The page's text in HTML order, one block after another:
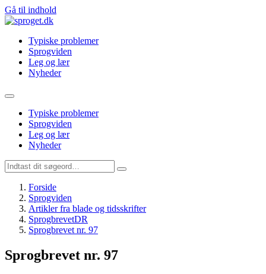
Gå til indhold
Typiske problemer
Sprogviden
Leg og lær
Nyheder
Typiske problemer
Sprogviden
Leg og lær
Nyheder
Forside
Sprogviden
Artikler fra blade og tidsskrifter
SprogbrevetDR
Sprogbrevet nr. 97
Sprogbrevet nr. 97